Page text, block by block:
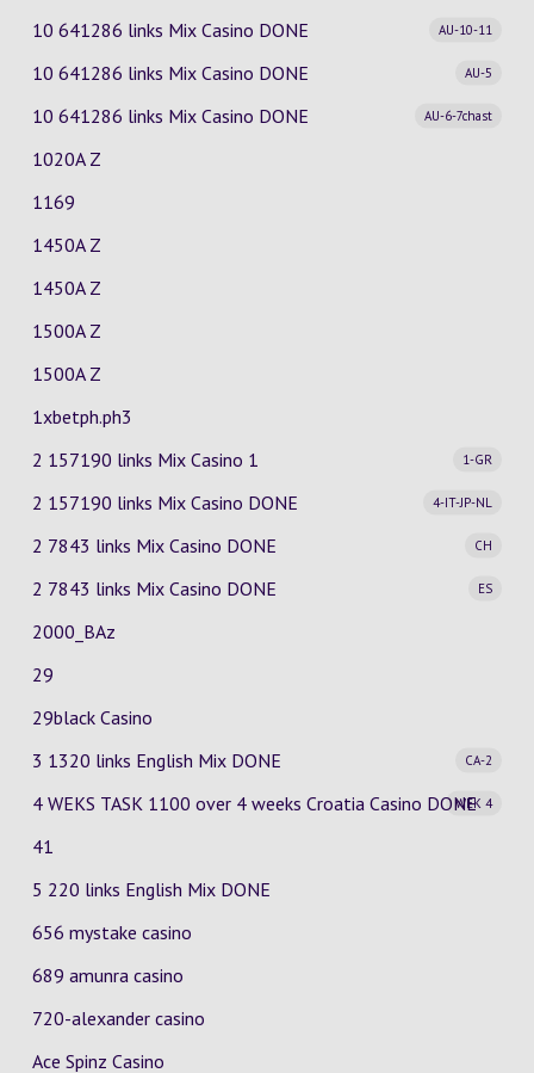
10 641286 links Mix Casino
AU-10-11
DONE
10 641286 links Mix Casino
AU-5
DONE
10 641286 links Mix Casino
AU-6-7chast
DONE
1020A Z
1169
1450A Z
1450A Z
1500A Z
1500A Z
1xbetph.ph3
2 157190 links Mix Casino
1-GR
1
2 157190 links Mix Casino
4-IT-JP-NL
DONE
2 7843 links Mix Casino
CH
DONE
2 7843 links Mix Casino
ES
DONE
2000_BAz
29
29black Casino
3 1320 links English Mix
CA-2
DONE
4 WEKS TASK 1100 over 4 weeks Croatia Casino
WEK 4
DONE
41
5 220 links English Mix DONE
656 mystake casino
689 amunra casino
720-alexander casino
Ace Spinz Casino